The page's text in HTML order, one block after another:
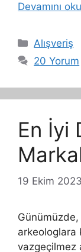
Devamını oku
Kategoriler
Alışveriş
20 Yorum
En İyi
19 Ekim 2023
Günümüzde,
arkeologlara
vazgeçilmez